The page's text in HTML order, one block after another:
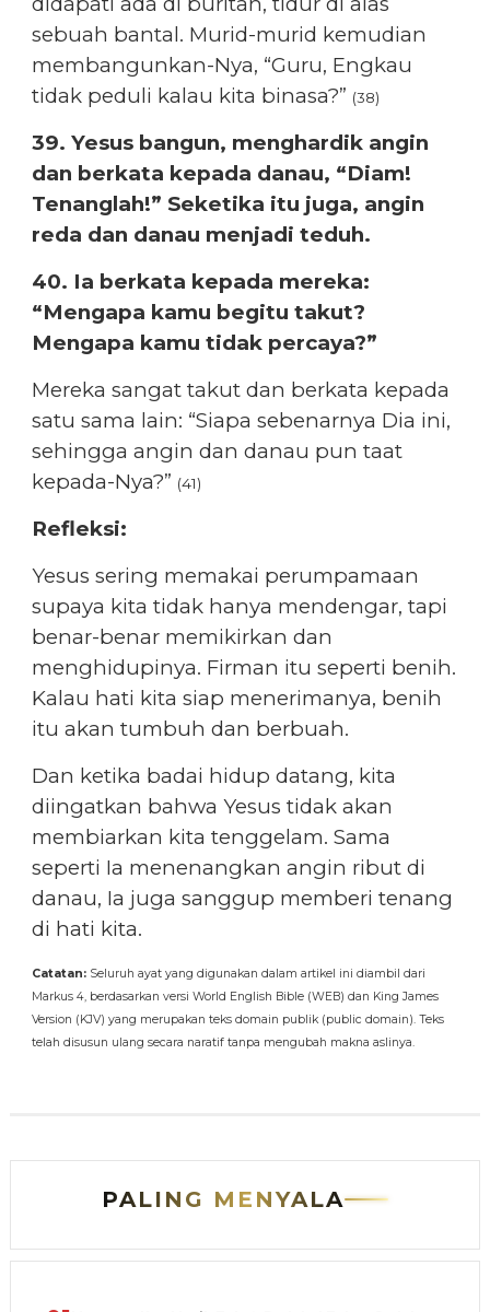
sebuah bantal. Murid-murid kemudian
membangunkan-Nya, “Guru, Engkau
tidak peduli kalau kita binasa?” (38)
39. Yesus bangun, menghardik angin
dan berkata kepada danau, “Diam!
Tenanglah!” Seketika itu juga, angin
reda dan danau menjadi teduh.
40. Ia berkata kepada mereka:
“Mengapa kamu begitu takut?
Mengapa kamu tidak percaya?”
Mereka sangat takut dan berkata kepada
satu sama lain: “Siapa sebenarnya Dia ini,
sehingga angin dan danau pun taat
kepada-Nya?” (41)
Refleksi:
Yesus sering memakai perumpamaan
supaya kita tidak hanya mendengar, tapi
benar-benar memikirkan dan
menghidupinya. Firman itu seperti benih.
Kalau hati kita siap menerimanya, benih
itu akan tumbuh dan berbuah.
Dan ketika badai hidup datang, kita
diingatkan bahwa Yesus tidak akan
membiarkan kita tenggelam. Sama
seperti Ia menenangkan angin ribut di
danau, Ia juga sanggup memberi tenang
di hati kita.
Catatan: Seluruh ayat yang digunakan dalam artikel ini diambil dari
Markus 4, berdasarkan versi World English Bible (WEB) dan King James
Version (KJV) yang merupakan teks domain publik (public domain). Teks
telah disusun ulang secara naratif tanpa mengubah makna aslinya.
PALING MENYALA